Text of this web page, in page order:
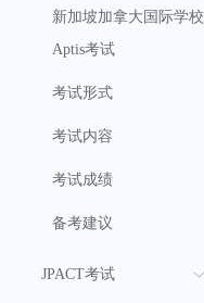
新加坡加拿大国际学校
Aptis考试
考试形式
考试内容
考试成绩
备考建议
JPACT考试